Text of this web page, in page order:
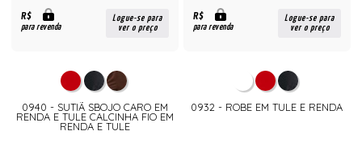
R$
para revenda
Logue-se para
ver o preço
0940 - SUTIÃ SBOJO CARO EM
RENDA E TULE CALCINHA FIO EM
RENDA E TULE
R$
para revenda
Logue-se para
ver o preço
0932 - ROBE EM TULE E RENDA